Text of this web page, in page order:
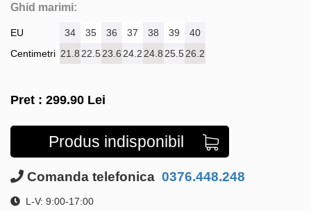
Ghid marimi:
EU
Centimetri
34 35 36 37 38 39
40
21.8 22.523.6 24.2 24.8 25.526.2
Pret : 299.90 Lei
Produs indisponibil
Comanda telefonica 0376.448.248
L-V: 9:00-17:00